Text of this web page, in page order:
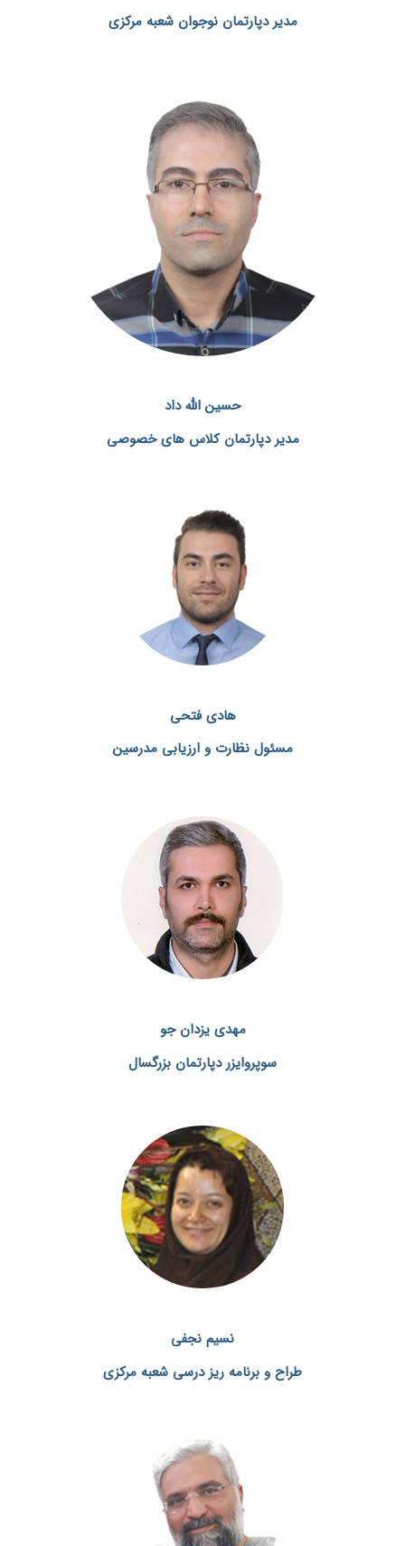
مدیر دپارتمان نوجوان شعبه مرکزی
حسین الله داد
مدیر دپارتمان کلاس های خصوصی
هادی فتحی
مسئول نظارت و ارزیابی مدرسین
مهدی یزدان جو
سوپروایزر دپارتمان بزرگسال
نسیم نجفی
طراح و برنامه ریز درسی شعبه مرکزی